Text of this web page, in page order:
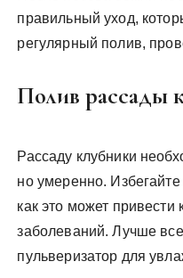
правильный уход,
регулярный полив,
Полив рассады
Рассаду клубники
но умеренно.
как это может привести
заболеваний. Лучше
пульверизатор для